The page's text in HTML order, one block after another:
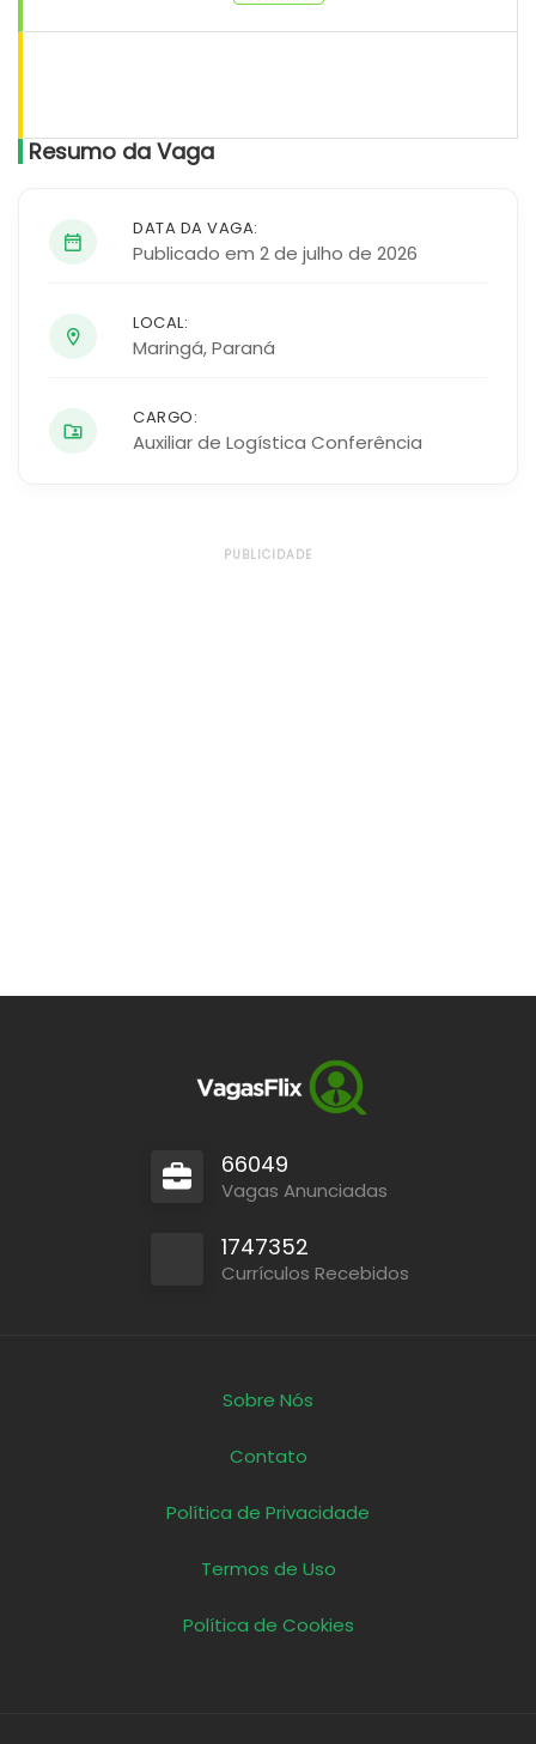
Resumo da Vaga
DATA DA VAGA:
Publicado em 2 de julho de 2026
LOCAL:
Maringá,Paraná
CARGO:
Auxiliar de Logística Conferência
PUBLICIDADE
66049
Vagas Anunciadas
1747352
Currículos Recebidos
Sobre Nós
Contato
Política de Privacidade
Termos de Uso
Política de Cookies